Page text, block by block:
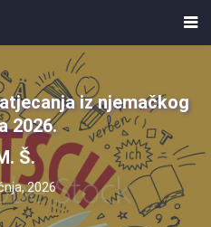
iz njemačkog
2026.
Š.
2026